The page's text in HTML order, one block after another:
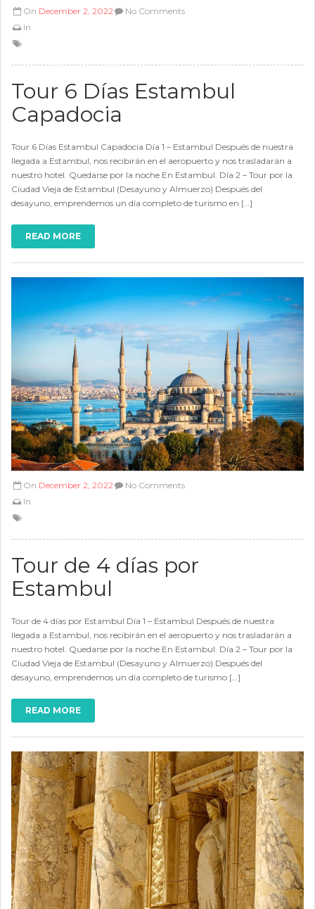
On December 2, 2022
In
No Comments
Tour 6 Días Estambul
Capadocia
Tour 6 Días Estambul Capadocia Día 1 – Estambul Después de nuestra
llegada a Estambul, nos recibirán en el aeropuerto y nos trasladarán a
nuestro hotel. Quedarse por la noche En Estambul. Día 2 – Tour por la
Ciudad Vieja de Estambul (Desayuno y Almuerzo) Después del
desayuno, emprendemos un día completo de turismo en […]
READ MORE
On December 2, 2022
In
No Comments
Tour de 4 días por
Estambul
Tour de 4 días por Estambul Día 1 – Estambul Después de nuestra
llegada a Estambul, nos recibirán en el aeropuerto y nos trasladarán a
nuestro hotel. Quedarse por la noche En Estambul. Día 2 – Tour por la
Ciudad Vieja de Estambul (Desayuno y Almuerzo) Después del
desayuno, emprendemos un día completo de turismo […]
READ MORE